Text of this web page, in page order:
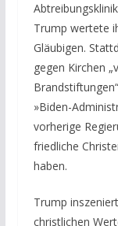
Trump wertete
Gläubigen.
gegen Kirchen
»Biden-
vorherige
friedliche
haben.
Trump
christlichen